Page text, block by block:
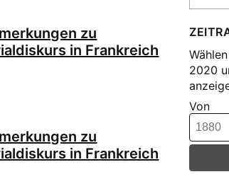
zu
in Frankreich
zu
in Frankreich
2020
Von